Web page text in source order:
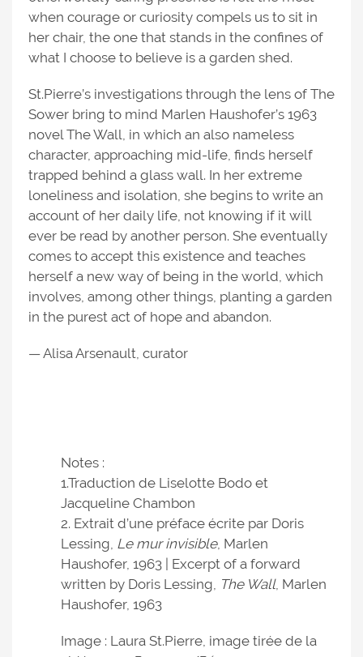
when courage or curiosity compels us to sit in
her chair, the one that stands in the confines of
what I choose to believe is a garden shed.
St.Pierre’s investigations through the lens of The
Sower bring to mind Marlen Haushofer’s 1963
novel The Wall, in which an also nameless
character, approaching mid-life, finds herself
trapped behind a glass wall. In her extreme
loneliness and isolation, she begins to write an
account of her daily life, not knowing if it will
ever be read by another person. She eventually
comes to accept this existence and teaches
herself a new way of being in the world, which
involves, among other things, planting a garden
in the purest act of hope and abandon.
— Alisa Arsenault, curator
Notes :
1.Traduction de Liselotte Bodo et
Jacqueline Chambon
2. Extrait d’une préface écrite par Doris
Lessing, Le mur invisible, Marlen
Haushofer, 1963 | Excerpt of a forward
written by Doris Lessing, The Wall, Marlen
Haushofer, 1963
Image : Laura St.Pierre, image tirée de la